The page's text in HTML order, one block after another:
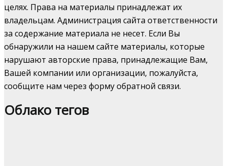
целях. Права на материалы принадлежат их
владельцам. Администрация сайта ответственности
за содержание материала не несет. Если Вы
обнаружили на нашем сайте материалы, которые
нарушают авторские права, принадлежащие Вам,
Вашей компании или организации, пожалуйста,
сообщите нам через форму обратной связи.
Облако тегов